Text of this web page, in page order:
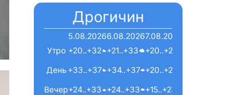
Дрогичин
5.08.2026
+20..+32
+33..+37
+24..+33
6.08.2026
+21..+33
+34..+37
+24..+33
7.08.2026
+20..+22
+20..+24
+15..+23
Вечер
День
Утро